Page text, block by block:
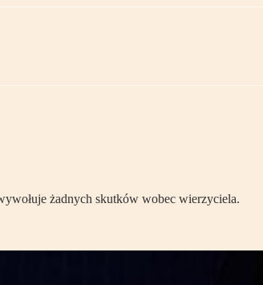
żadnych skutków wobec wierzyciela.